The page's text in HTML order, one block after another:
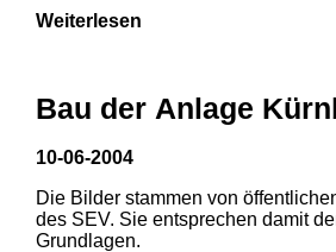
Weiterlesen
Bau der Anlage
10-06-2004
Die Bilder stammen von
des SEV. Sie entsprechen damit
Grundlagen.